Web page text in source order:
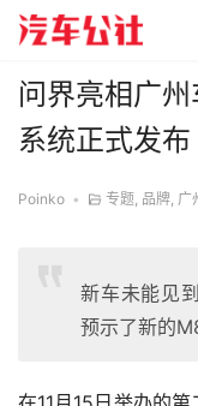
问界亮相广
系统正式发布
Poinko • 专题, 品牌, 广
新车未能见
预示了新的